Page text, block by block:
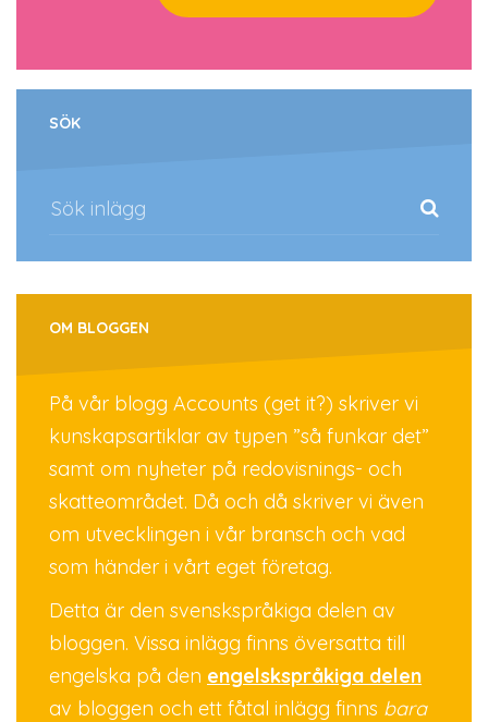
SÖK
OM BLOGGEN
På vår blogg Accounts (get it?) skriver vi
kunskapsartiklar av typen ”så funkar det”
samt om nyheter på redovisnings- och
skatteområdet. Då och då skriver vi även
om utvecklingen i vår bransch och vad
som händer i vårt eget företag.
Detta är den svenskspråkiga delen av
bloggen. Vissa inlägg finns översatta till
engelska på den engelskspråkiga delen
av bloggen och ett fåtal inlägg finns bara